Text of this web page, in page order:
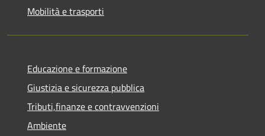
Mobilità e trasporti
Educazione e formazione
Giustizia e sicurezza pubblica
Tributi,finanze e contravvenzioni
Ambiente